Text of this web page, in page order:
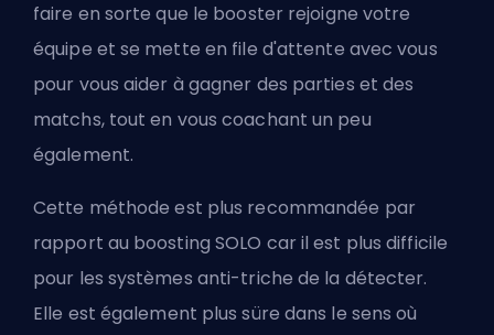
faire en sorte que le booster rejoigne votre
équipe et se mette en file d'attente avec vous
pour vous aider à gagner des parties et des
matchs, tout en vous coachant un peu
également.
Cette méthode est plus recommandée par
rapport au boosting SOLO car il est plus difficile
pour les systèmes anti-triche de la détecter.
Elle est également plus süre dans le sens où